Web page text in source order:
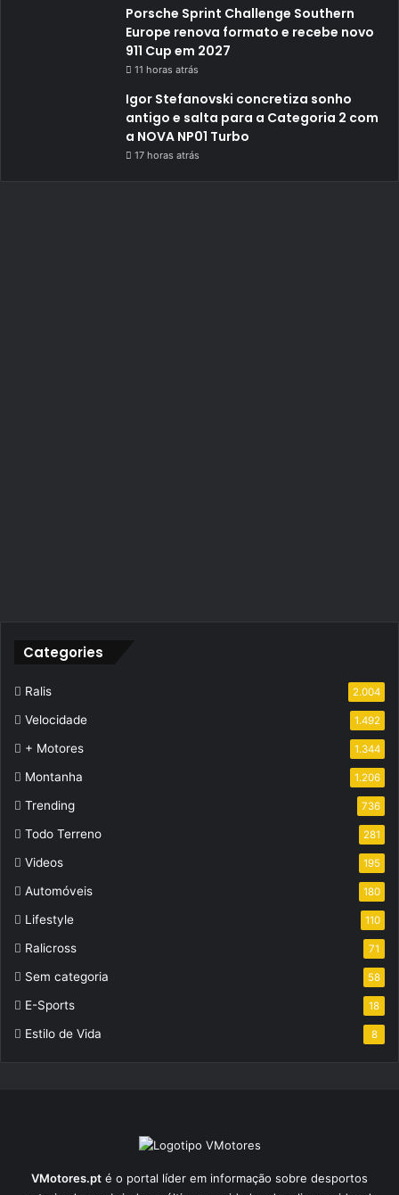
Porsche Sprint Challenge Southern
Europe renova formato e recebe novo
911 Cup em 2027
11 horas atrás
Igor Stefanovski concretiza sonho
antigo e salta para a Categoria 2 com
a NOVA NP01 Turbo
17 horas atrás
Categories
Ralis 2.004
Velocidade 1.492
+ Motores 1.344
Montanha 1.206
Trending 736
Todo Terreno 281
Videos 195
Automóveis 180
Lifestyle 110
Ralicross 71
Sem categoria 58
E-Sports 18
Estilo de Vida 8
VMotores.pt é o portal líder em informação sobre desportos